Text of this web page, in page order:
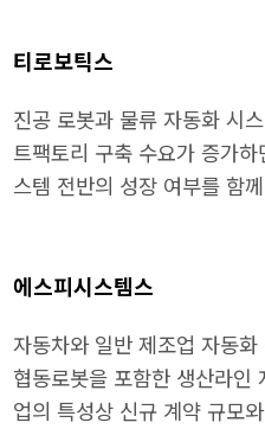
티로보틱스
진공 로봇과 물류 자동화 시
트팩토리 구축 수요가 증가
스템 전반의 성장 여부를 함
에스피시스템스
자동차와 일반 제조업 자동
협동로봇을 포함한 생산라인
업의 특성상 신규 계약 규모